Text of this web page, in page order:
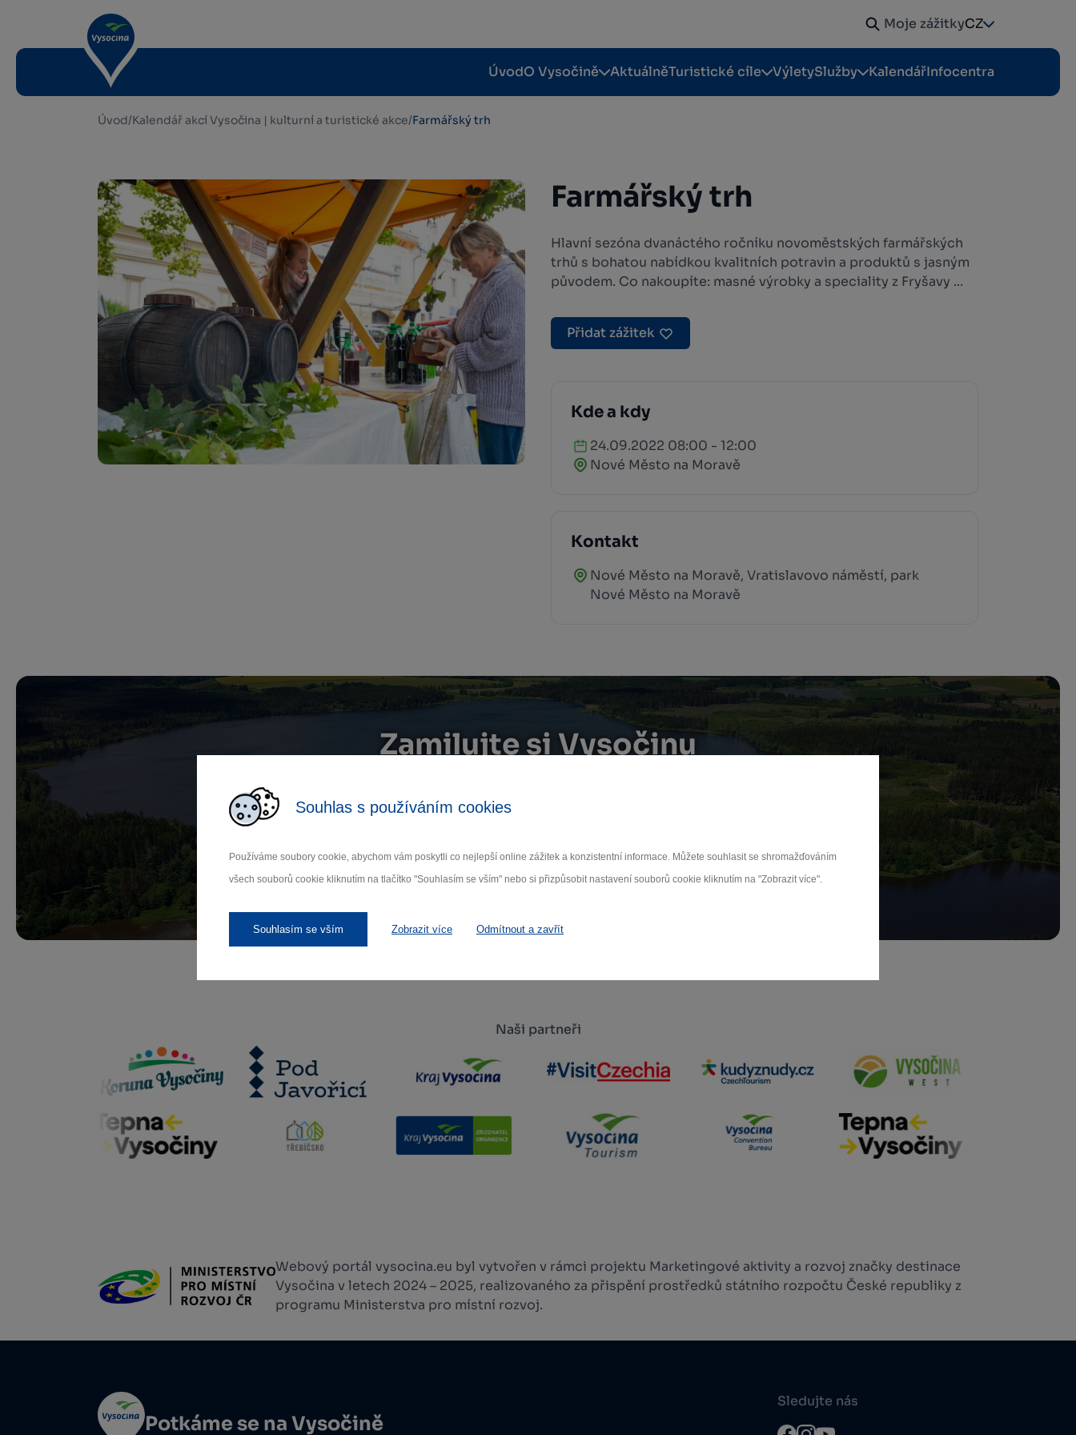
Souhlas s používáním cookies
Používáme soubory cookie, abychom vám poskytli co nejlepší online zážitek a konzistentní informace. Můžete souhlasit se shromažďováním
všech souborů cookie kliknutím na tlačítko "Souhlasím se vším" nebo si přizpůsobit nastavení souborů cookie kliknutím na "Zobrazit více".
Souhlasím se vším Zobrazit více Odmítnout a zavřít
Moje zážitkyCZ
ÚvodO Vysočině AktuálněTuristické cíle VýletySlužby KalendářInfocentra
Úvod/Kalendář akcí Vysočina | kulturní a turistické akce/Farmářský trh
Farmářský trh
Hlavní sezóna dvanáctého ročníku novoměstských farmářských
trhů s bohatou nabídkou kvalitních potravin a produktů s jasným
původem. Co nakoupíte: masné výrobky a speciality z Fryšavy ...
Přidat zážitek
Kde a kdy
24.09.2022 08:00 - 12:00
Nové Město na Moravě
Kontakt
Nové Město na Moravě, Vratislavovo náměstí, park
Nové Město na Moravě
Zamilujte si Vysočinu
Záleží nám na ochraně osobních údajů.
Odebírat
Naši partneři
Webový portál vysocina.eu byl vytvořen v rámci projektu Marketingové aktivity a rozvoj značky destinace
Vysočina v letech 2024 – 2025, realizovaného za přispění prostředků státního rozpočtu České republiky z
programu Ministerstva pro místní rozvoj.
Potkáme se na Vysočině
Sledujte nás